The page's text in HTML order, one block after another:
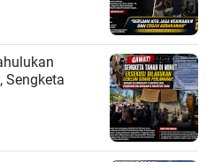
Sengketa